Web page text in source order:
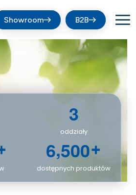
Showroom B2B
3
oddziały
6,500+
dostępnych produktów